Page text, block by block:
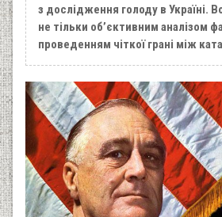
з дослідження голоду в Україні.
не тільки об’єктивним аналізом
проведенням чіткої грані між